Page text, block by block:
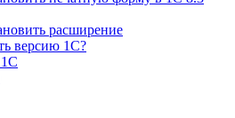
расширение
версию 1С?
1С